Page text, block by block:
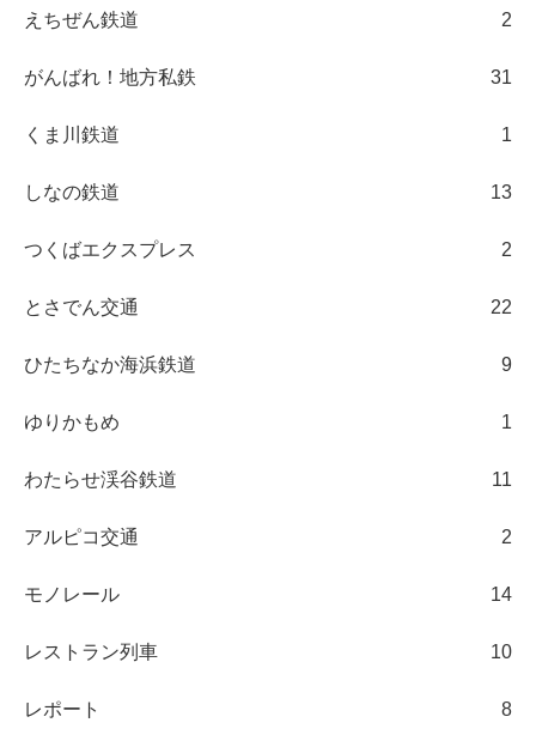
えちぜん鉄道 2
がんばれ！地方私鉄 31
くま川鉄道 1
しなの鉄道 13
つくばエクスプレス 2
とさでん交通 22
ひたちなか海浜鉄道 9
ゆりかもめ 1
わたらせ渓谷鉄道 11
アルピコ交通 2
モノレール 14
レストラン列車 10
レポート 8